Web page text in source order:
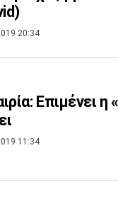
20:34
Επιμένει η
11:34